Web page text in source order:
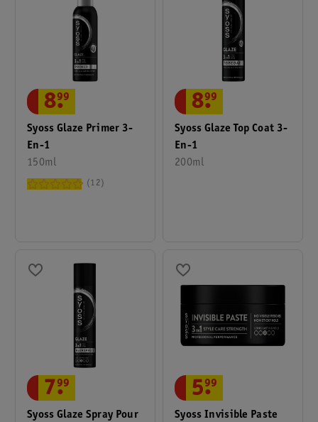
Syoss Glaze Primer 3-
En-1
150ml
8.
99
12
Syoss Glaze Top Coat 3-
En-1
200ml
8.
99
Syoss Glaze Spray Pour
7.
99
Syoss Invisible Paste
5.
99